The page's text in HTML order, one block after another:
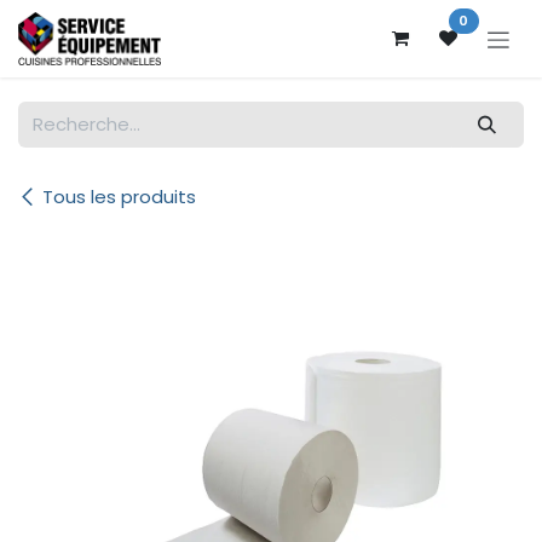
Se rendre au contenu 0
Tous les produits